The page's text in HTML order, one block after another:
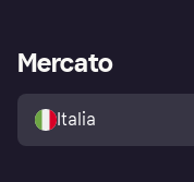
Esplora i negozi
Politica di protezione
dell'acquirente Klarna
Accesso aziende
Mercato
Italia